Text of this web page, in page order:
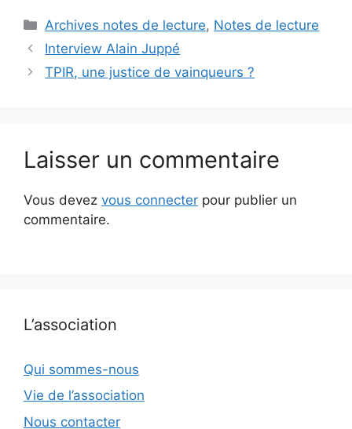
Catégories
Archives notes de lecture, Notes de lecture
Interview Alain Juppé
TPIR, une justice de vainqueurs ?
Laisser un commentaire
Vous devez vous connecter pour publier un
commentaire.
L’association
Qui sommes-nous
Vie de l’association
Nous contacter